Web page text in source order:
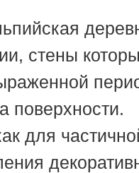
стены
поверхности.
для